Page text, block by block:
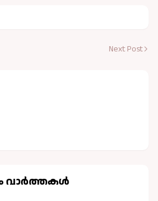
Next Post
വാർത്തകള്‍